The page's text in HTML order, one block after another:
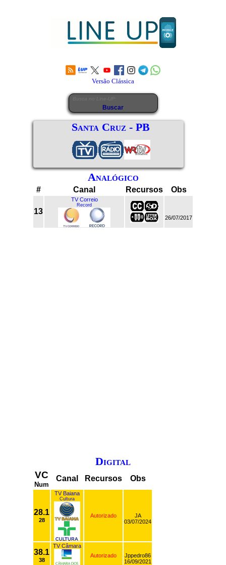
Versão Clássica
Santa Cruz - PB
Analógico
# Canal Recursos Obs
13
TV Correio
Record
26/07/2017
Digital
VC
Num
Canal Recursos Obs
28.1
28
TV Baiana
Cultura
Autorizado
JA
03/07/2024
38.1
38
TV Câmara
Autorizado
Jppedro86
16/09/2021